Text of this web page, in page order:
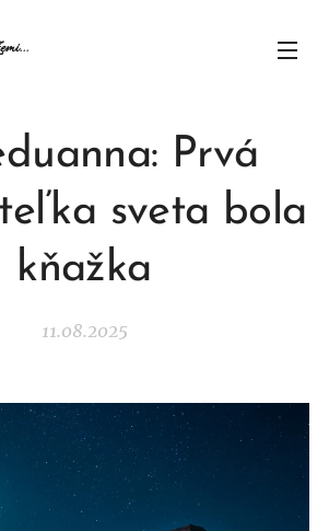
Prvá
sveta bola
kňažka
11.08.2025